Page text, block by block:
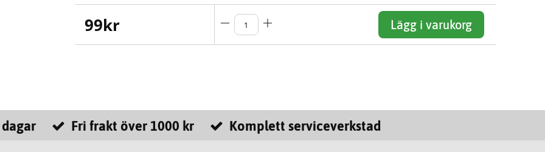
99kr Lägg i varukorg
Fri frakt över 1000 kr Komplett serviceverkstad